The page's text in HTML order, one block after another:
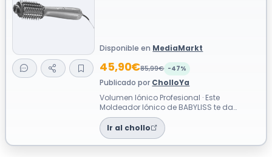
Disponible en MediaMarkt
45,90€85,99€ -47%
Publicado por CholloYa
Volumen Iónico Profesional · Este
Moldeador Iónico de BABYLISS te da
volumen y movimiento duradero tanto en
cabello s...
Ir al chollo